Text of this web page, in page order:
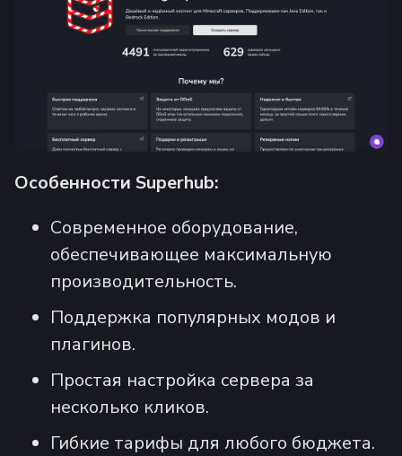
Особенности Superhub:
Современное оборудование,
обеспечивающее максимальную
производительность.
Поддержка популярных модов и
плагинов.
Простая настройка сервера за
несколько кликов.
Гибкие тарифы для любого бюджета.